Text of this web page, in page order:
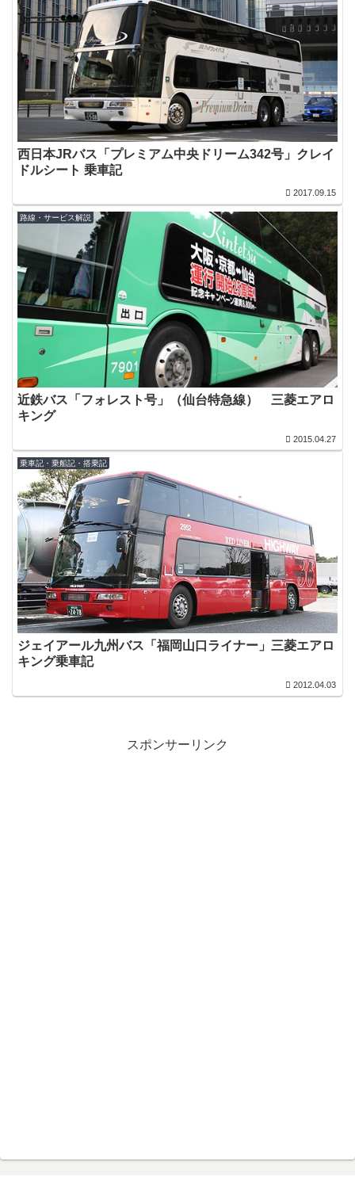
西日本JRバス「プレミアム中央ドリーム342号」クレイ
ドルシート 乗車記
2017.09.15
路線・サービス解説
近鉄バス「フォレスト号」（仙台特急線） 三菱エアロ
キング
2015.04.27
乗車記・乗船記・搭乗記
ジェイアール九州バス「福岡山口ライナー」三菱エアロ
キング乗車記
2012.04.03
スポンサーリンク